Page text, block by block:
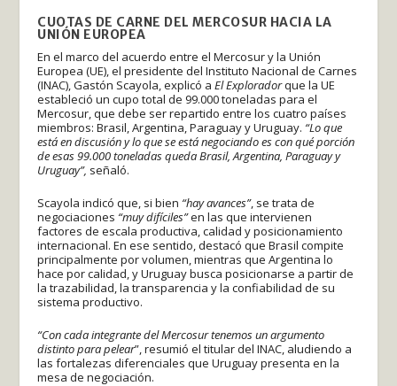
CUOTAS DE CARNE DEL MERCOSUR HACIA LA
UNIÓN EUROPEA
En el marco del acuerdo entre el Mercosur y la Unión
Europea (UE), el presidente del Instituto Nacional de Carnes
(INAC), Gastón Scayola, explicó aEl Exploradorque la UE
estableció un cupo total de 99.000 toneladas para el
Mercosur, que debe ser repartido entre los cuatro países
miembros: Brasil, Argentina, Paraguay y Uruguay. “Lo que
está en discusión y lo que se está negociando es con qué porción
de esas 99.000 toneladas queda Brasil, Argentina, Paraguay y
Uruguay”, señaló.
Scayola indicó que, si bien “hay avances”, se trata de
negociaciones “muy difíciles”en las que intervienen
factores de escala productiva, calidad y posicionamiento
internacional. En ese sentido, destacó que Brasil compite
principalmente por volumen, mientras que Argentina lo
hace por calidad, y Uruguay busca posicionarse a partir de
la trazabilidad, la transparencia y la confiabilidad de su
sistema productivo.
“Con cada integrante del Mercosur tenemos un argumento
distinto para pelear”, resumió el titular del INAC, aludiendo a
las fortalezas diferenciales que Uruguay presenta en la
mesa de negociación.